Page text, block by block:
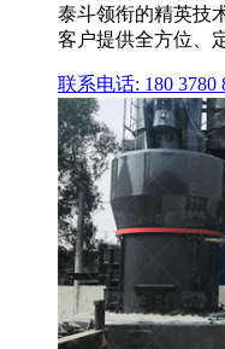
泰斗领衔的精英技
客户提供全方位、
联系电话: 180 3780